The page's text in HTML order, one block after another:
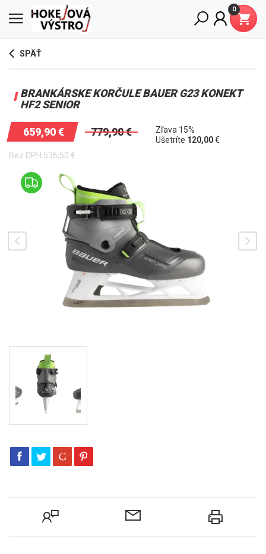
0
SPÄŤ
BRANKÁRSKE KORČULE BAUER G23 KONEKT
HF2 SENIOR
659,90€ 779,90€
Zľava 15%
Ušetríte 120,00€
Bez DPH 536,50 €